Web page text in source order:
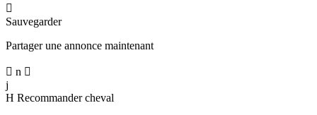

Sauvegarder
Partager une annonce maintenant
 n 
j
H Recommander cheval